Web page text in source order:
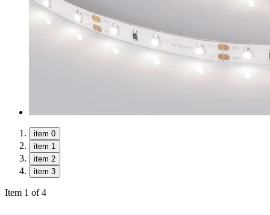
item 0
item 1
item 2
item 3
Item 1 of 4